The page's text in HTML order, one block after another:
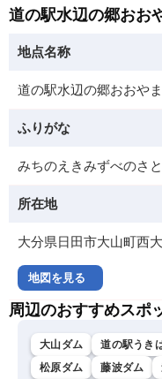
道の駅水辺の郷おお
地点名称
道の駅水辺の郷おおやま
ふりがな
みちのえきみずべのさ
所在地
大分県日田市大山町西
地図を見る
周辺のおすすめスポ
大山ダム 道の駅うき
松原ダム
藤波ダム